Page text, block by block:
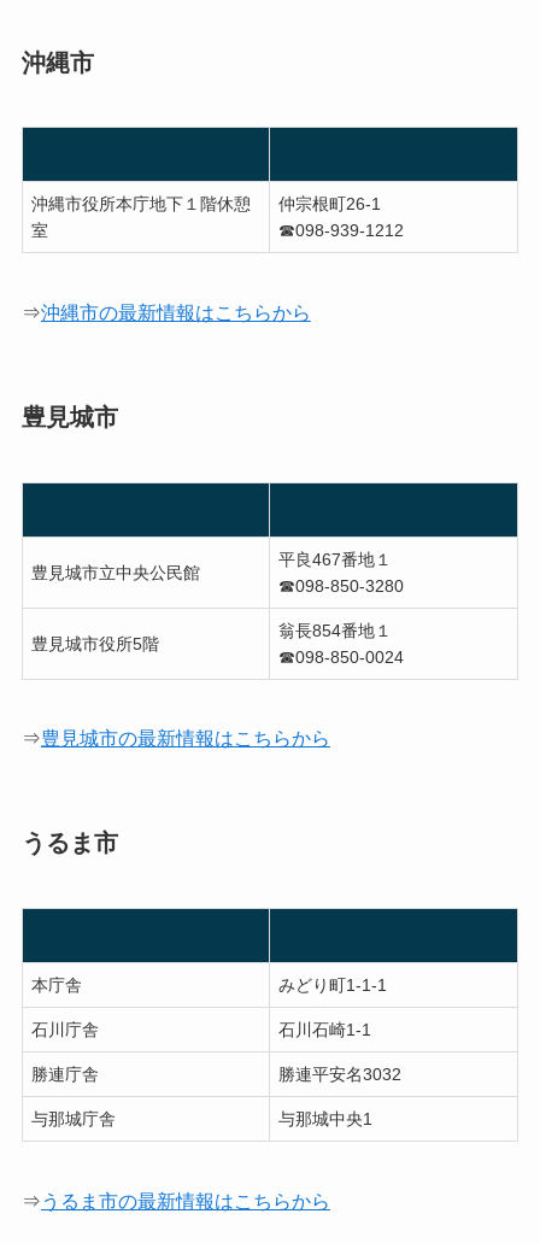
沖縄市
沖縄市役所本庁地下１階休憩
室
仲宗根町26-1
☎︎098-939-1212
⇒沖縄市の最新情報はこちらから
豊見城市
豊見城市立中央公民館
平良467番地１
☎︎098-850-3280
豊見城市役所5階
翁長854番地１
☎︎098-850-0024
⇒豊見城市の最新情報はこちらから
うるま市
本庁舎 みどり町1-1-1
石川庁舎 石川石崎1-1
勝連庁舎 勝連平安名3032
与那城庁舎 与那城中央1
⇒ うるま市の最新情報はこちらから